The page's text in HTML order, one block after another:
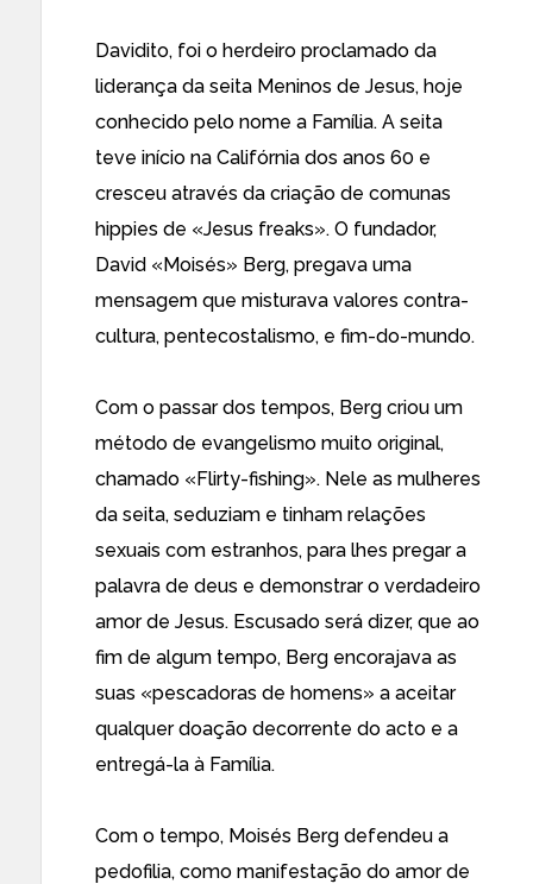
Davidito, foi o herdeiro proclamado da
liderança da seita Meninos de Jesus, hoje
conhecido pelo nome a Família. A seita
teve início na Califórnia dos anos 60 e
cresceu através da criação de comunas
hippies de «Jesus freaks». O fundador,
David «Moisés» Berg, pregava uma
mensagem que misturava valores contra-
cultura, pentecostalismo, e fim-do-mundo.
Com o passar dos tempos, Berg criou um
método de evangelismo muito original,
chamado «Flirty-fishing». Nele as mulheres
da seita, seduziam e tinham relações
sexuais com estranhos, para lhes pregar a
palavra de deus e demonstrar o verdadeiro
amor de Jesus. Escusado será dizer, que ao
fim de algum tempo, Berg encorajava as
suas «pescadoras de homens» a aceitar
qualquer doação decorrente do acto e a
entregá-la à Família.
Com o tempo, Moisés Berg defendeu a
pedofilia, como manifestação do amor de